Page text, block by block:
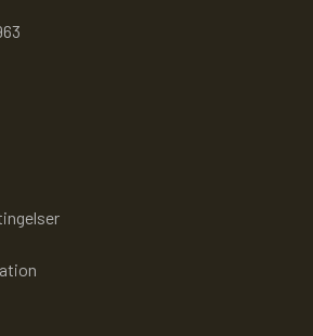
40 CM DYBDE